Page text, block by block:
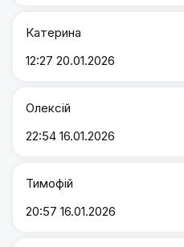
Катерина
12:27 20.01.2026
Олексій
22:54 16.01.2026
Тимофій
20:57 16.01.2026